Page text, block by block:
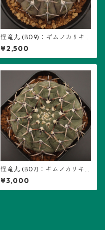
怪竜丸 (B09)：ギムノカリキ
ウム属 ※実生
¥2,500
怪竜丸 (B07)：ギムノカリキ
ウム属 ※実生
¥3,000